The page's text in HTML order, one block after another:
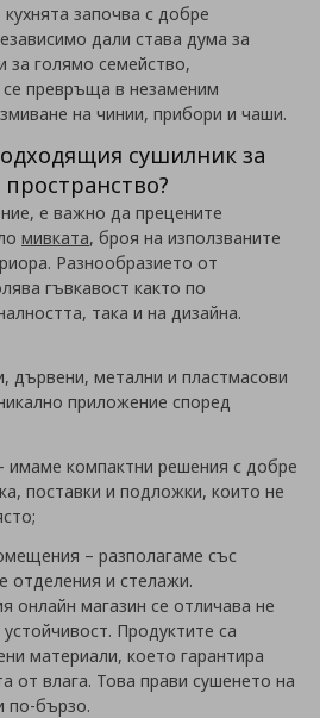
започва с добре
дали става дума за
за голямо семейство,
се превръща в незаменим
на чинии, прибори и чаши.
сушилник за
е важно да прецените
мивката, броя на използваните
Разнообразието от
гъвкавост както по
така и на дизайна.
дървени, метални и пластмасови
приложение според
имаме компактни решения с добре
поставки и подложки, които не
– разполагаме със
отделения и стелажи.
онлайн магазин се отличава не
Продуктите са
материали, което гарантира
от влага. Това прави сушенето на
по-бързо.